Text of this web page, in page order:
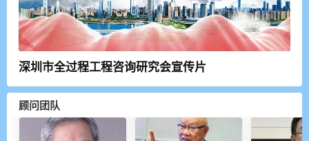
深圳市全过程工程咨询研究会宣传片
顾问团队